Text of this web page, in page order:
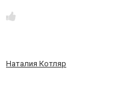
Наталия Котляр